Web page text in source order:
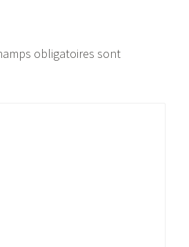
obligatoires sont